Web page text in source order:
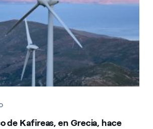
de Kafireas, en Grecia, hace